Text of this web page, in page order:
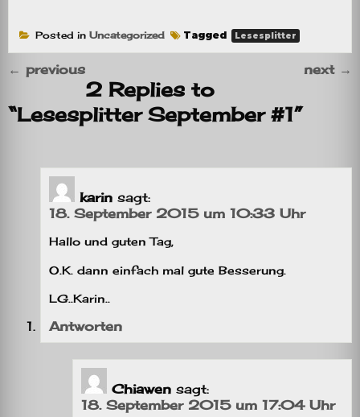
Posted in Uncategorized Tagged Lesesplitter
← previous next →
2 Replies to
“Lesesplitter September #1”
karin sagt:
18. September 2015 um 10:33 Uhr
Hallo und guten Tag,
O.K. dann einfach mal gute Besserung.
LG..Karin..
Antworten
Chiawen sagt:
18. September 2015 um 17:04 Uhr